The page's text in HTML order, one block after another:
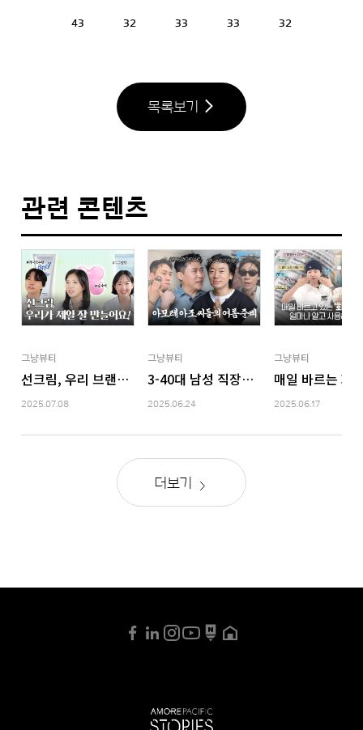
43 32 33 33 32
목록보기
관련 콘텐츠
그냥뷰티
선크림, 우리 브랜드가 제일 잘 만들어요! | 그냥뷰티 선크림편
2025.07.08
그냥뷰티
3-40대 남성 직장인을 위한 여름철 관
2025.06.24
그냥뷰티
매일 바르는 화
2025.06.17
더보기